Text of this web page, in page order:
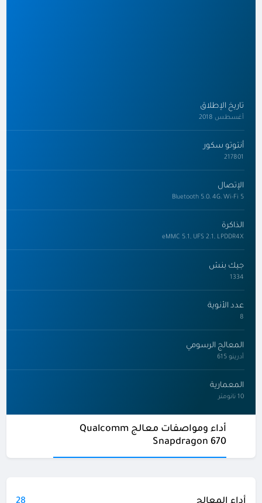
تاريخ الإطلاق
أغسطس 2018
أنتوتو سكور
217801
الإتصال
Bluetooth 5.0، 4G، Wi-Fi 5
الذاكرة
eMMC 5.1, UFS 2.1, LPDDR4X
جيك بنش
1334
عدد الأنوية
المعالج الرسومي
أدرينو 615
المعمارية
10 نانومتر
أداء ومواصفات معالج Qualcomm
Snapdragon 670